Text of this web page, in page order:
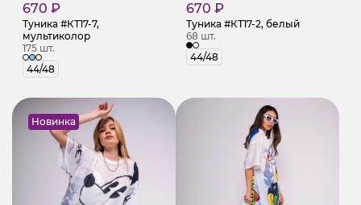
670 ₽
Туника #КТ17-7,
мультиколор
175 шт.
44/48
670 ₽
Туника #КТ17-2, белый
68 шт.
44/48
Новинка